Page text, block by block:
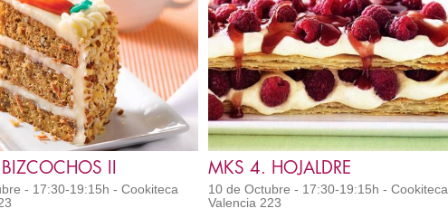
II
- 17:30-19:15h - Cookiteca
MKS 4. HOJALDRE
10 de Octubre - 17:30-19:15h - Cookiteca
Valencia 223